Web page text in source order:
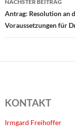
NÄCHSTER BEITRAG
Antrag: Resolution an
Voraussetzungen für
KONTAKT
Irmgard Freihoffer